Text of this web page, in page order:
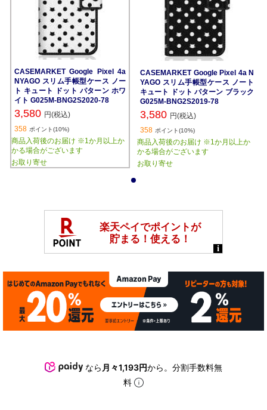
CASEMARKET Google Pixel 4a
NYAGO スリム手帳型ケース ノー
ト キュート ドット パターン ホワ
イト G025M-BNG2S2020-78
3,580 円(税込)
358 ポイント(10%)
商品入荷後のお届け ※1か月以上か
かる場合がございます
お取り寄せ
CASEMARKET Google Pixel 4a N
YAGO スリム手帳型ケース ノート
キュート ドット パターン ブラック
G025M-BNG2S2019-78
3,580 円(税込)
358 ポイント(10%)
商品入荷後のお届け ※1か月以上か
かる場合がございます
お取り寄せ
なら 月々1,193円から。分割手数料無
料